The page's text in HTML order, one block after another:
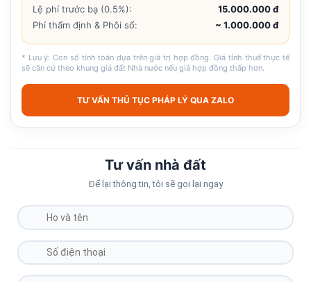
Lệ phí trước bạ (0.5%):
15.000.000 đ
Phí thẩm định & Phôi sổ:
~ 1.000.000 đ
* Lưu ý: Con số tính toán dựa trên giá trị hợp đồng. Giá tính thuế thực tế
sẽ căn cứ theo khung giá đất Nhà nước nếu giá hợp đồng thấp hơn.
TƯ VẤN THỦ TỤC PHÁP LÝ QUA ZALO
Tư vấn nhà đất
Để lại thông tin, tôi sẽ gọi lại ngay